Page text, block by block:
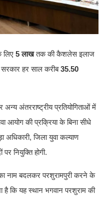
लिए 5 लाखतक की कैशलेस इलाज
सरकार हर साल करीब35.50
अंतरराष्ट्रीय प्रतियोगिताओं में
आयोग की प्रक्रिया के बिना सीधे
अधिकारी, जिला युवा कल्याण
नियुक्ति होगी.
नाम बदलकर परशुरामपुरी करने के
है कि यह स्थान भगवान परशुराम की